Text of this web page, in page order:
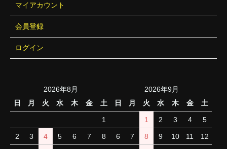
マイアカウント
会員登録
ログイン
2026年8月
日
月 火 水 木 金 土
1
2 3 4 5 6 7 8
2026年9月
日
月 火 水 木 金 土
1 2 3 4 5
6 7 8 9 10 11 12